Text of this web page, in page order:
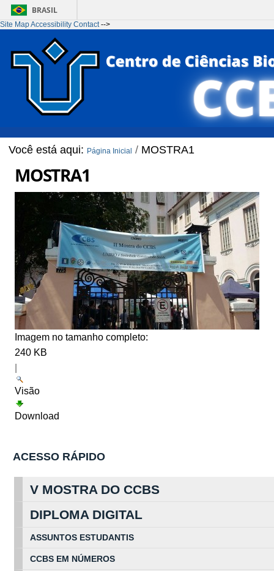
BRASIL
Ir para o conteúdo
Site MapAccessibility Contact-->
Você está aqui: Página Inicial / MOSTRA1
MOSTRA1
Imagem no tamanho completo:
240 KB
Visão
Download
ACESSO RÁPIDO
V MOSTRA DO CCBS
DIPLOMA DIGITAL
ASSUNTOS ESTUDANTIS
CCBS EM NÚMEROS